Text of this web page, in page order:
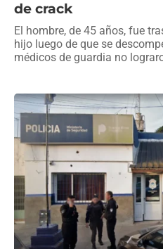
de crack
El hombre, de 45 años, fue
hijo luego de que se
médicos de guardia no